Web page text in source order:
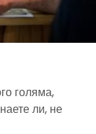
голяма,
ли, не